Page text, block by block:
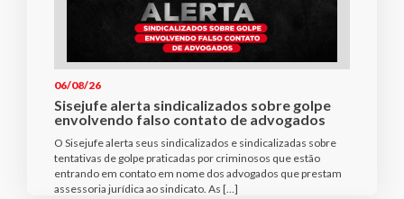
06/08/26
Sisejufe alerta sindicalizados sobre golpe
envolvendo falso contato de advogados
O Sisejufe alerta seus sindicalizados e sindicalizadas sobre
tentativas de golpe praticadas por criminosos que estão
entrando em contato em nome dos advogados que prestam
assessoria jurídica ao sindicato. As […]